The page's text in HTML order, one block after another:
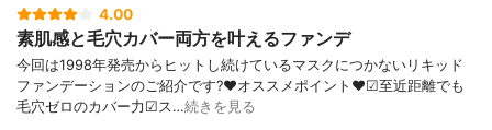
4.00
素肌感と毛穴カバー両方を叶えるファンデ
今回は1998年発売からヒットし続けているマスクにつかないリキッド
ファンデーションのご紹介です?❤︎オススメポイント❤︎☑︎至近距離でも
毛穴ゼロのカバー力☑︎ス…続きを見る